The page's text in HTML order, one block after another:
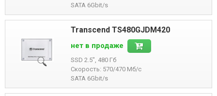
SATA 6Gbit/s
Transcend TS480GJDM420
нет в продаже
SSD 2.5", 480 Гб
Скорость: 570/470 Мб/с
SATA 6Gbit/s